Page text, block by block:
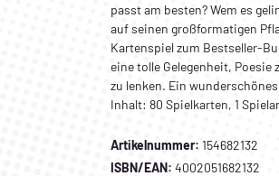
passt am besten? Wem es
auf seinen großformatigen
Kartenspiel zum Bestseller-
eine tolle Gelegenheit,
zu lenken. Ein
Inhalt: 80 Spielkarten, 1
Artikelnummer: 154682132
ISBN/EAN: 4002051682132